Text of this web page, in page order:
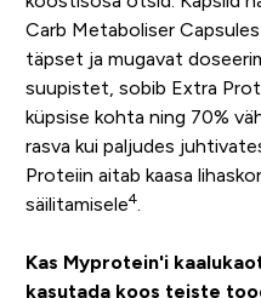
Carb Metaboliser
täpset ja mugavat
suupistet, sobib Extra
küpsise kohta ning 70%
rasva kui paljudes
Proteiin aitab kaasa
säilitamisele4.
Kas Myprotein'i
kasutada koos teiste